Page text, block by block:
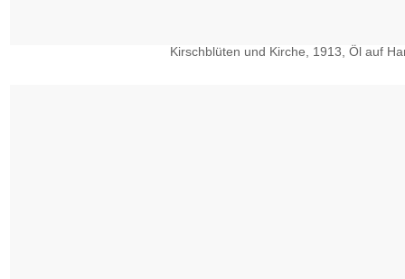
Kirschblüten und Kirche, 1913, Öl auf